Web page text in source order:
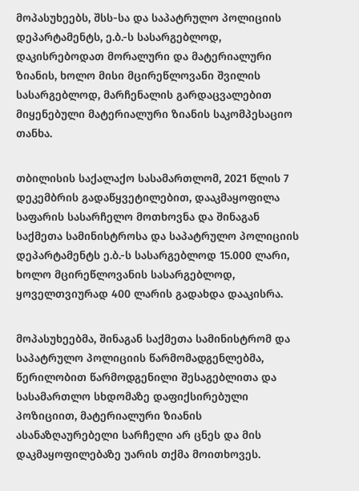
მოპასუხეებს, შსს-სა და საპატრულო პოლიციის
დეპარტამენტს, ე.ბ.-ს სასარგებლოდ,
დაკისრებოდათ მორალური და მატერიალური
ზიანის, ხოლო მისი მცირეწლოვანი შვილის
სასარგებლოდ, მარჩენალის გარდაცვალებით
მიყენებული მატერიალური ზიანის საკომპესაციო
თანხა.
თბილისის საქალაქო სასამართლომ, 2021 წლის 7
დეკემბრის გადაწყვეტილებით, დააკმაყოფილა
საფარის სასარჩელო მოთხოვნა და შინაგან
საქმეთა სამინისტროსა და საპატრულო პოლიციის
დეპარტამენტს ე.ბ.-ს სასარგებლოდ 15.000 ლარი,
ხოლო მცირეწლოვანის სასარგებლოდ,
ყოველთვიურად 400 ლარის გადახდა დააკისრა.
მოპასუხეებმა, შინაგან საქმეთა სამინისტრომ და
საპატრულო პოლიციის წარმომადგენლებმა,
წერილობით წარმოდგენილი შესაგებლითა და
სასამართლო სხდომაზე დაფიქსირებული
პოზიციით, მატერიალური ზიანის
ასანაზღაურებელი სარჩელი არ ცნეს და მის
დაკმაყოფილებაზე უარის თქმა მოითხოვეს.